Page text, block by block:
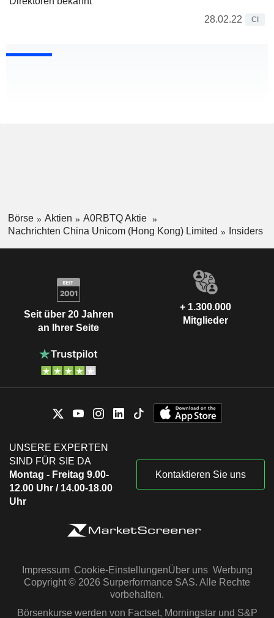
28.02.22
CI
Börse Aktien
A0RBTQ Aktie
Nachrichten China Unicom (Hong Kong) Limited
Insiders
Seit über 20 Jahren
an Ihrer Seite
+ 1.300.000
Mitglieder
UNSERE EXPERTEN
SIND FÜR SIE DA
Montag - Freitag 9.00-
12.00 Uhr / 14.00-18.00
Uhr
Kontaktieren Sie uns
Impressum Cookie-EinstellungenÜber uns Werbung
Copyright © 2026 Surperformance SAS. Alle Rechte
vorbehalten.
Börsenkurse werden von Factset, Morningstar und S&P